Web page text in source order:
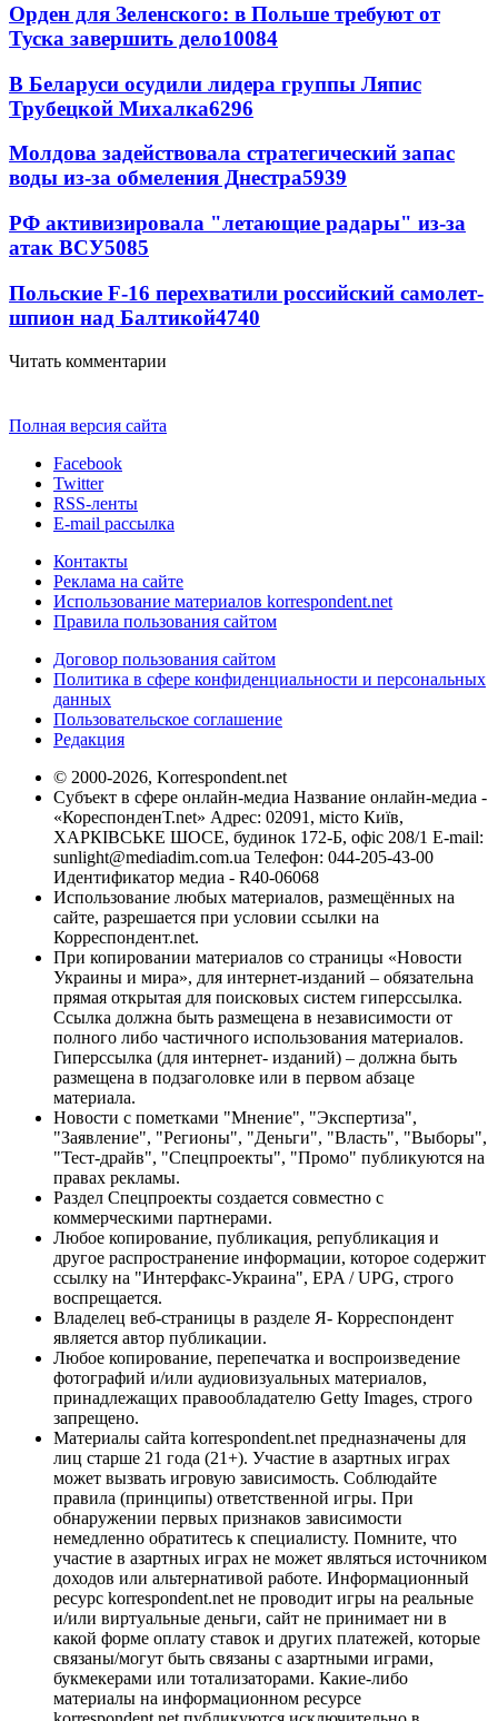
Орден для Зеленского: в Польше требуют от
Туска завершить дело10084
В Беларуси осудили лидера группы Ляпис
Трубецкой Михалка6296
Молдова задействовала стратегический запас
воды из-за обмеления Днестра5939
РФ активизировала "летающие радары" из-за
атак ВСУ5085
Польские F-16 перехватили российский самолет-
шпион над Балтикой4740
Читать комментарии
Полная версия сайта
Facebook
Twitter
RSS-ленты
E-mail рассылка
Контакты
Реклама на сайте
Использование материалов korrespondent.net
Правила пользования сайтом
Договор пользования сайтом
Политика в сфере конфиденциальности и персональных
данных
Пользовательское соглашение
Редакция
© 2000-2026, Korrespondent.net
Субъект в сфере онлайн-медиа Название онлайн-медиа -
«КореспонденТ.net» Адрес: 02091, місто Київ,
ХАРКІВСЬКЕ ШОСЕ, будинок 172-Б, офіс 208/1 E-mail:
sunlight@mediadim.com.ua Телефон: 044-205-43-00
Идентификатор медиа - R40-06068
Использование любых материалов, размещённых на
сайте, разрешается при условии ссылки на
Корреспондент.net.
При копировании материалов со страницы «Новости
Украины и мира», для интернет-изданий – обязательна
прямая открытая для поисковых систем гиперссылка.
Ссылка должна быть размещена в независимости от
полного либо частичного использования материалов.
Гиперссылка (для интернет- изданий) – должна быть
размещена в подзаголовке или в первом абзаце
материала.
Новости с пометками "Мнение", "Экспертиза",
"Заявление", "Регионы", "Деньги", "Власть", "Выборы",
"Тест-драйв", "Спецпроекты", "Промо" публикуются на
правах рекламы.
Раздел Спецпроекты создается совместно с
коммерческими партнерами.
Любое копирование, публикация, републикация и
другое распространение информации, которое содержит
ссылку на "Интерфакс-Украина", EPA / UPG, строго
воспрещается.
Владелец веб-страницы в разделе Я- Корреспондент
является автор публикации.
Любое копирование, перепечатка и воспроизведение
фотографий и/или аудиовизуальных материалов,
принадлежащих правообладателю Getty Images, строго
запрещено.
Материалы сайта korrespondent.net предназначены для
лиц старше 21 года (21+). Участие в азартных играх
может вызвать игровую зависимость. Соблюдайте
правила (принципы) ответственной игры. При
обнаружении первых признаков зависимости
немедленно обратитесь к специалисту. Помните, что
участие в азартных играх не может являться источником
доходов или альтернативой работе. Информационный
ресурс korrespondent.net не проводит игры на реальные
и/или виртуальные деньги, сайт не принимает ни в
какой форме оплату ставок и других платежей, которые
связаны/могут быть связаны с азартными играми,
букмекерами или тотализаторами. Какие-либо
материалы на информационном ресурсе